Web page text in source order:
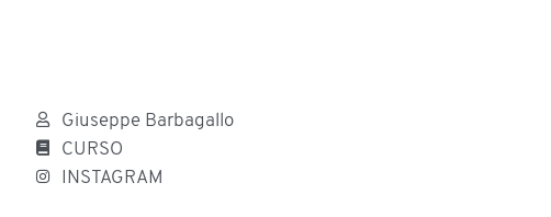
Giuseppe Barbagallo
CURSO
INSTAGRAM